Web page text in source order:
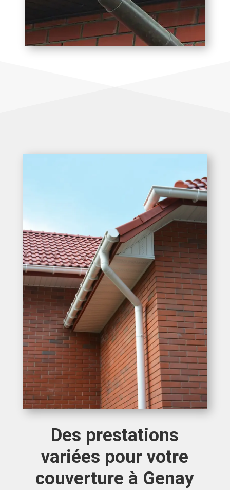
Des prestations
variées pour votre
couverture à Genay